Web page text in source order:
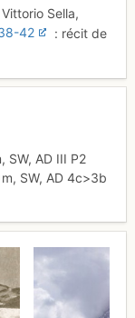
Sella,
42
: récit de
SW, AD III P2
SW, AD 4c>3b